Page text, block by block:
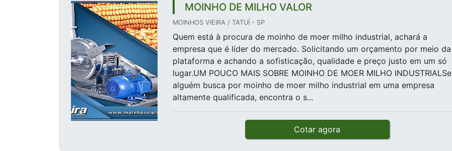
MOINHO DE MILHO VALOR
MOINHOS VIEIRA / TATUÍ - SP
Quem está à procura de moinho de moer milho industrial, achará a
empresa que é líder do mercado. Solicitando um orçamento por meio da
plataforma e achando a sofisticação, qualidade e preço justo em um só
lugar.UM POUCO MAIS SOBRE MOINHO DE MOER MILHO INDUSTRIALSe
alguém busca por moinho de moer milho industrial em uma empresa
altamente qualificada, encontra o s...
Cotar agora